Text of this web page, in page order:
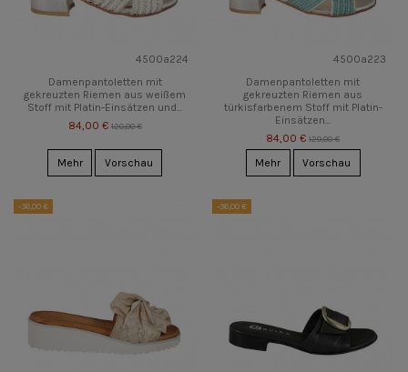
4500a224
Damenpantoletten mit
gekreuzten Riemen aus weißem
Stoff mit Platin-Einsätzen und...
84,00 € 120,00 €
Mehr Vorschau
4500a223
Damenpantoletten mit
gekreuzten Riemen aus
türkisfarbenem Stoff mit Platin-
Einsätzen...
84,00 € 120,00 €
Mehr Vorschau
-36,00 € -36,00 €